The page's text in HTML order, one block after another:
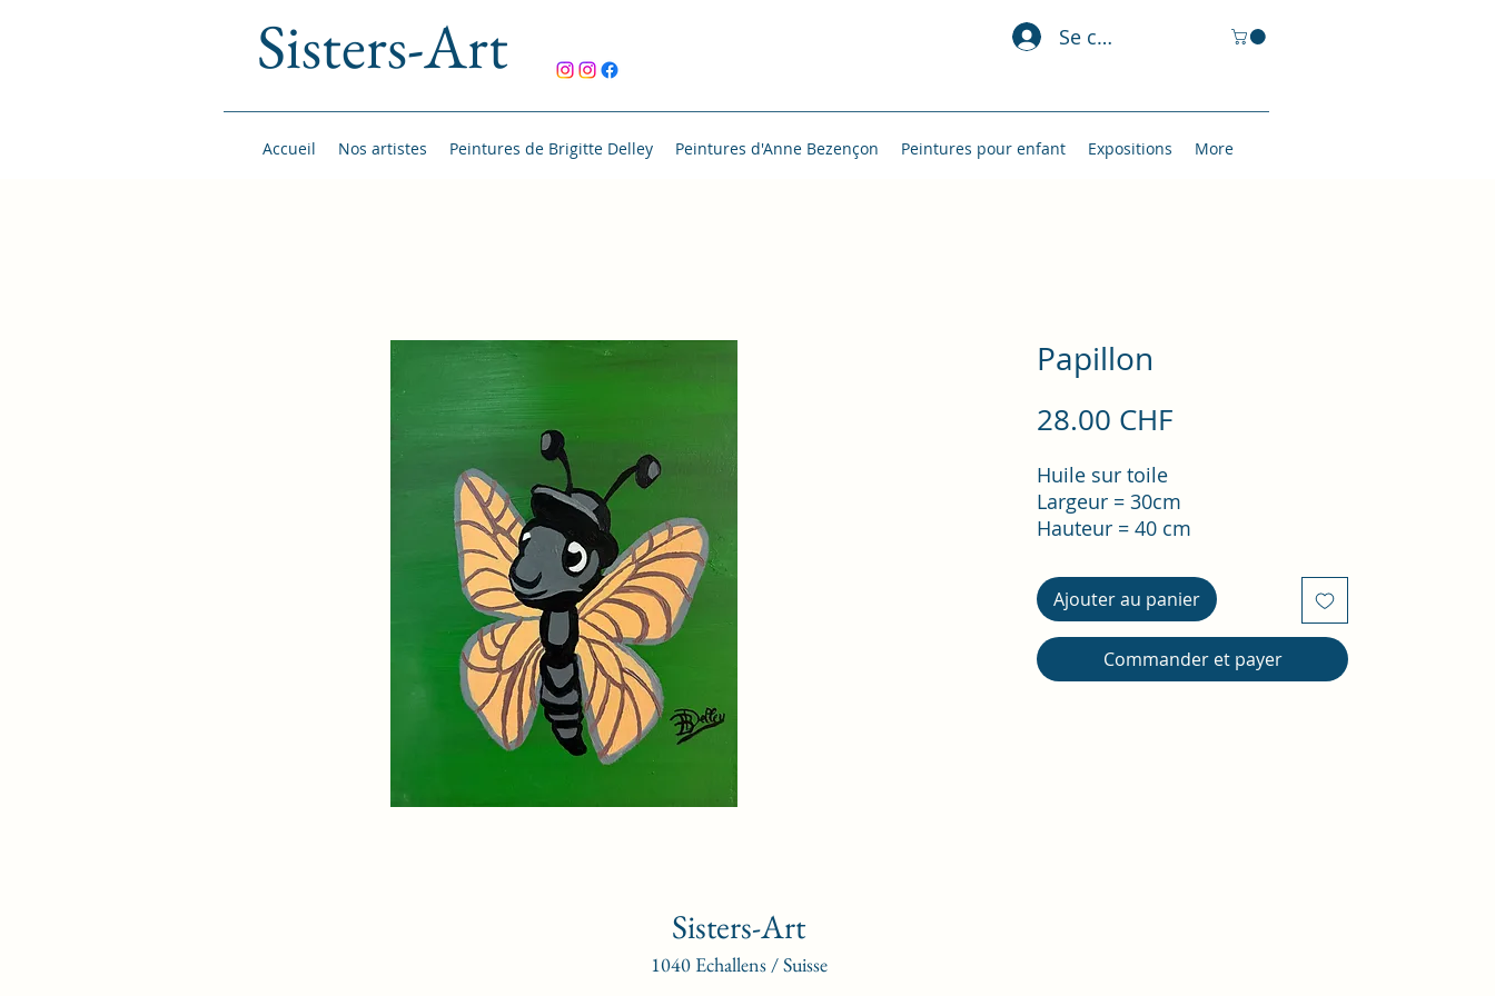
Sisters-Art Se connecter
Accueil Nos artistes Peintures de Brigitte Delley Peintures d'Anne Bezençon Peintures pour enfant Expositions More
Papillon
28.00 CHFPrix
Huile sur toile
Largeur = 30cm
Hauteur = 40 cm
Ajouter au panier
Commander et payer
Sisters-Art
1040 Echallens / Suisse